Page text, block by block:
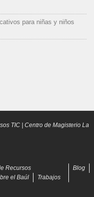
para niñas y niños
TIC | Centro de Magisterio La
Recursos
el Baúl
Trabajos
Blog